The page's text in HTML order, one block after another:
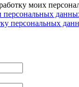
моих
персональных
персональных